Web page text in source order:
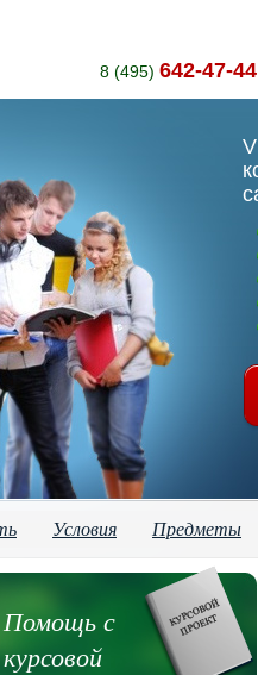
8 (495) 642-47-44
Условия Предметы
Помощь с
курсовой